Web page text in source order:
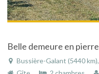
Belle demeure en
Bussière-Galant (5440 km),